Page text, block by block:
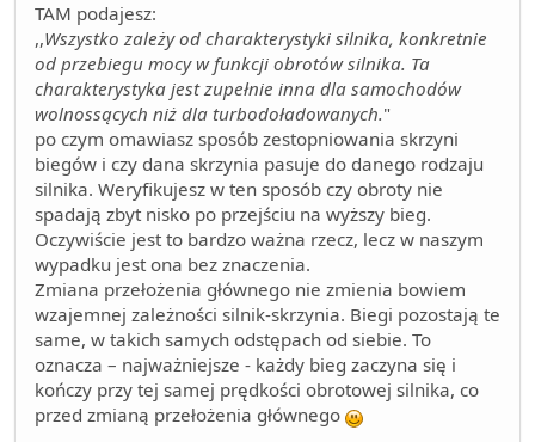
TAM podajesz:
,,Wszystko zależy od charakterystyki silnika, konkretnie
od przebiegu mocy w funkcji obrotów silnika. Ta
charakterystyka jest zupełnie inna dla samochodów
wolnossących niż dla turbodoładowanych."
po czym omawiasz sposób zestopniowania skrzyni
biegów i czy dana skrzynia pasuje do danego rodzaju
silnika. Weryfikujesz w ten sposób czy obroty nie
spadają zbyt nisko po przejściu na wyższy bieg.
Oczywiście jest to bardzo ważna rzecz, lecz w naszym
wypadku jest ona bez znaczenia.
Zmiana przełożenia głównego nie zmienia bowiem
wzajemnej zależności silnik-skrzynia. Biegi pozostają te
same, w takich samych odstępach od siebie. To
oznacza – najważniejsze - każdy bieg zaczyna się i
kończy przy tej samej prędkości obrotowej silnika, co
przed zmianą przełożenia głównego